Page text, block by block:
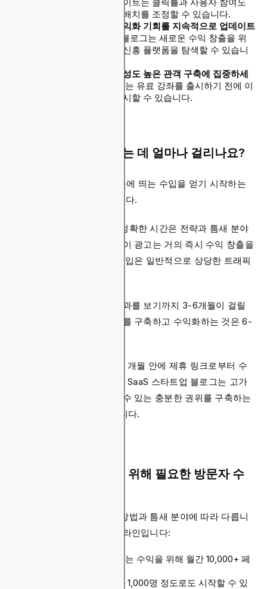
메트릭을 기반으로 광고 배치를 조정할 수 있습니다.
업계 트렌드와 새로운 수익화 기회를 지속적으로 업데이트
예를 들어, 기술 블로그는 새로운 수익 창출을 위
해 Web3나 NFT와 같은 신흥 플랫폼을 탐색할 수 있습니
본격적인 수익화 전에 충성도 높은 관객 구축에 집중하세
개인 금융 인플루언서는 유료 강좌를 출시하기 전에 이
메일 리스트 증가를 우선시할 수 있습니다.
웹사이트를 수익화하는 데 얼마나 걸리나요?
일반적으로 웹사이트에서 눈에 띄는 수입을 얻기 시작하는
데 몇 개월에서 1년이 걸립니다.
웹사이트 수익화에 걸리는 정확한 시간은 전략과 틈새 분야
에 따라 다릅니다. 디스플레이 광고는 거의 즉시 수익 창출을
시작할 수 있지만, 상당한 수입은 일반적으로 상당한 트래픽
제휴 마케팅은 의미 있는 결과를 보기까지 3-6개월이 걸릴
수 있습니다. 이메일 리스트를 구축하고 수익화하는 것은 6-
예를 들어, 패션 블로그는 몇 개월 안에 제휴 링크로부터 수
익을 얻기 시작할 수 있지만, SaaS 스타트업 블로그는 고가
의 컨설팅 서비스를 제공할 수 있는 충분한 권위를 구축하는
데 1년 이상이 걸릴 수 있습니다.
웹사이트가 돈을 벌기 위해 필요한 방문자 수
방문자 요구사항은 수익화 방법과 틈새 분야에 따라 다릅니
다. 다음은 일반적인 가이드라인입니다:
디스플레이 광고: 의미 있는 수익을 위해 월간 10,000+ 페
제휴 마케팅: 월간 방문자 1,000명 정도로도 시작할 수 있